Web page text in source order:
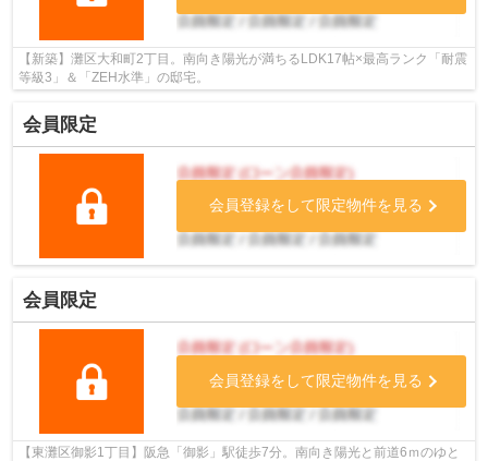
【新築】灘区大和町2丁目。南向き陽光が満ちるLDK17帖×最高ランク「耐震
等級3」＆「ZEH水準」の邸宅。
会員限定
会員登録をして限定物件を見る
会員限定
会員登録をして限定物件を見る
【東灘区御影1丁目】阪急「御影」駅徒歩7分。南向き陽光と前道6ｍのゆと